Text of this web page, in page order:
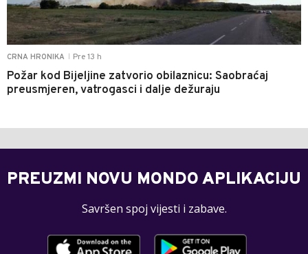
CRNA HRONIKA Pre 13 h
Požar kod Bijeljine zatvorio obilaznicu: Saobraćaj
preusmjeren, vatrogasci i dalje dežuraju
PREUZMI NOVU MONDO APLIKACIJU
Savršen spoj vijesti i zabave.